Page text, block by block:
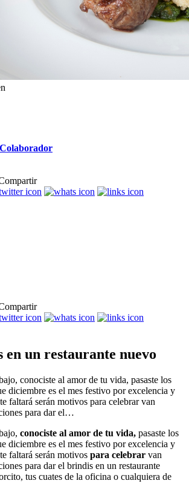
Colaborador
en un restaurante nuevo
conociste al amor de tu vida, pasaste los
diciembre es el mes festivo por excelencia y
faltará serán motivos para celebrar van
para dar el…
conociste al amor de tu vida, pasaste los
diciembre es el mes festivo por excelencia y
faltará serán motivos para celebrar van
para dar el brindis en un restaurante
tus cuates de la oficina o cualquiera de